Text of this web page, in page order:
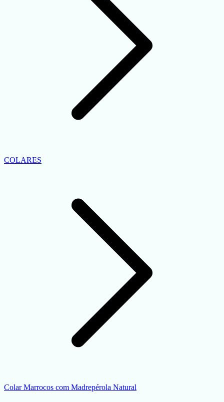
COLARES
Colar Marrocos com Madrepérola Natural